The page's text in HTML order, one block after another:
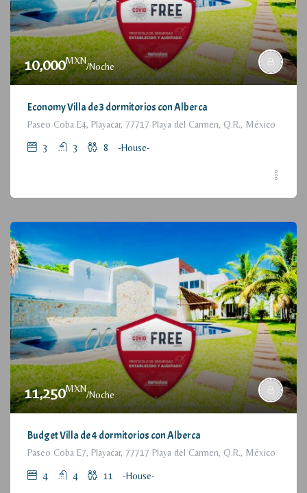
10,000MXN
/Noche
Economy Villa de 3 dormitorios con Alberca
Paseo Coba E4, Playacar, 77717 Playa del Carmen, Q.R., México
3 3 8 -House-
11,250MXN
/Noche
Budget Villa de 4 dormitorios con Alberca
Paseo Coba E7, Playacar, 77717 Playa del Carmen, Q.R., México
4 4 11 -House-